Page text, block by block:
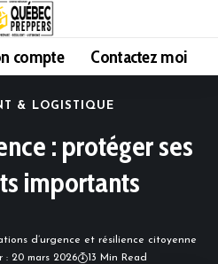
compte Contactez moi
& LOGISTIQUE
: protéger ses
importants
d’urgence et résilience citoyenne
: 20 mars 2026
13 Min Read